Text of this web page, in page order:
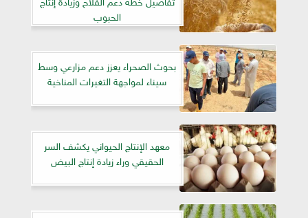
الحبوب
بحوث الصحراء يعزز دعم مزارعي وسط
سيناء لمواجهة التغيرات المناخية
معهد الإنتاج الحيواني يكشف السر
الحقيقي وراء زيادة إنتاج البيض